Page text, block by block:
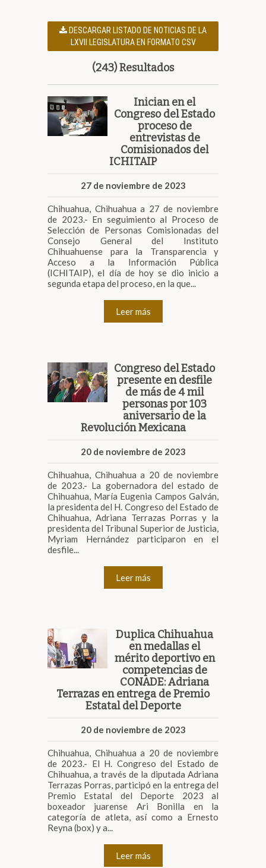
DESCARGAR LISTADO DE NOTICIAS DE LA
LXVII LEGISLATURA EN FORMATO CSV
(243) Resultados
Inician en el
Congreso del Estado
proceso de
entrevistas de
Comisionados del
ICHITAIP
27 de noviembre de 2023
Chihuahua, Chihuahua a 27 de noviembre
de 2023.- En seguimiento al Proceso de
Selección de Personas Comisionadas del
Consejo General del Instituto
Chihuahuense para la Transparencia y
Acceso a la Información Pública
(ICHITAIP), el día de hoy se dio inicio a
segunda etapa del proceso, en la que...
Leer más
Congreso del Estado
presente en desfile
de más de 4 mil
personas por 103
aniversario de la
Revolución Mexicana
20 de noviembre de 2023
Chihuahua, Chihuahua a 20 de noviembre
de 2023.- La gobernadora del estado de
Chihuahua, María Eugenia Campos Galván,
la presidenta del H. Congreso del Estado de
Chihuahua, Adriana Terrazas Porras y la
presidenta del Tribunal Superior de Justicia,
Myriam Hernández participaron en el
desfile...
Leer más
Duplica Chihuahua
en medallas el
mérito deportivo en
competencias de
CONADE: Adriana
Terrazas en entrega de Premio
Estatal del Deporte
20 de noviembre de 2023
Chihuahua, Chihuahua a 20 de noviembre
de 2023.- El H. Congreso del Estado de
Chihuahua, a través de la diputada Adriana
Terrazas Porras, participó en la entrega del
Premio Estatal del Deporte 2023 al
boxeador juarense Ari Bonilla en la
categoría de atleta, así como a Ernesto
Reyna (box) y a...
Leer más